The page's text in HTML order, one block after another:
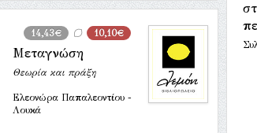
14,43€ 10,10€
Μεταγνώση
Θεωρία και πράξη
Ελεονώρα Παπαλεοντίου -
Λουκά